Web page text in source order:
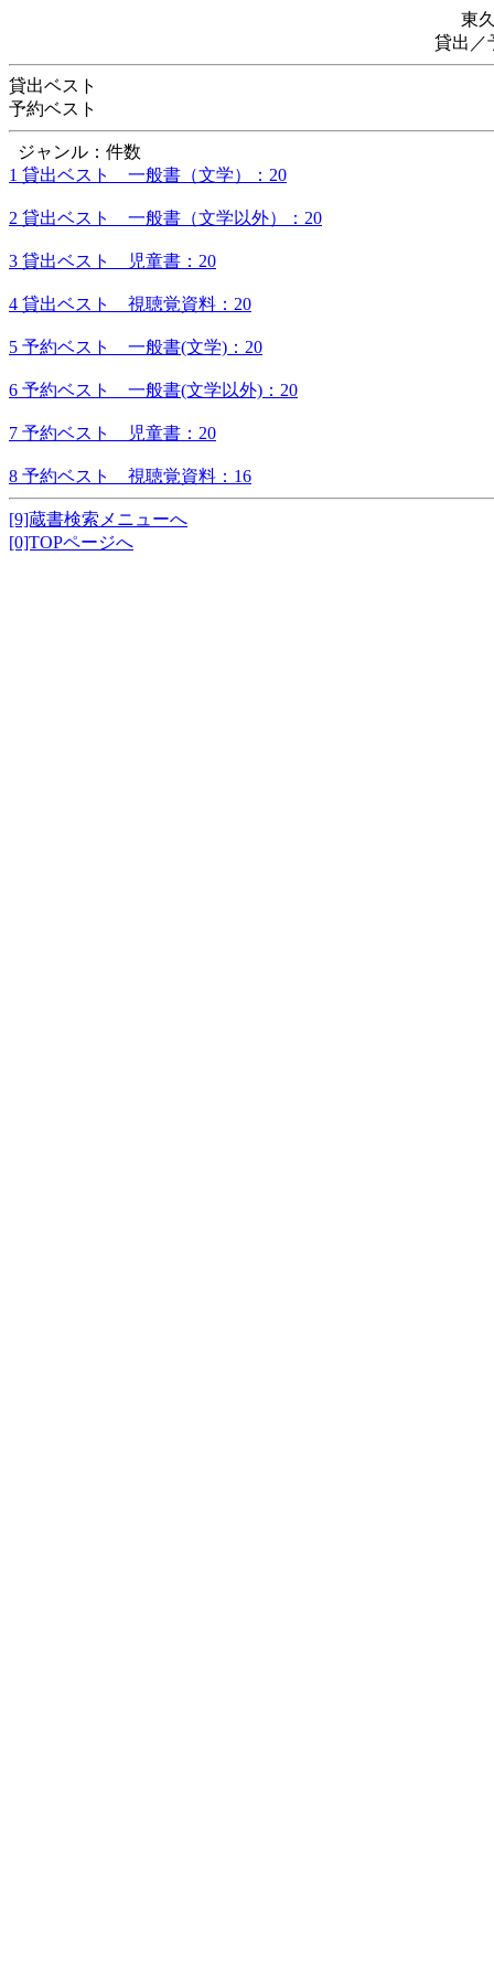
東
貸出／
貸出ベスト
予約ベスト
ジャンル：件数
1 貸出ベスト 一般書（文学）：20
2 貸出ベスト 一般書（文学以外）：20
3 貸出ベスト 児童書：20
4 貸出ベスト 視聴覚資料：20
5 予約ベスト 一般書(文学)：20
6 予約ベスト 一般書(文学以外)：20
7 予約ベスト 児童書：20
8 予約ベスト 視聴覚資料：16
[9]蔵書検索メニューへ
[0]TOPページへ